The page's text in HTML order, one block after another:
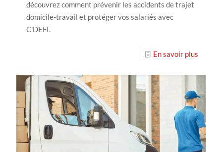
découvrez comment prévenir les accidents de trajet
domicile-travail et protéger vos salariés avec
C'DEFI.
En savoir plus